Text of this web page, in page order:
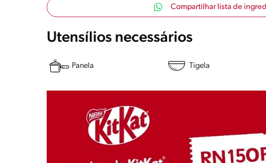
Compartilhar lista de
Utensílios necessários
Panela Tigela